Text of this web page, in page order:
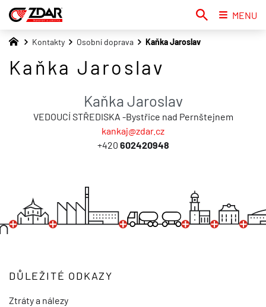
Kontakty Osobní doprava Kaňka Jaroslav
Kaňka Jaroslav
Kaňka Jaroslav
VEDOUCÍ STŘEDISKA -Bystřice nad Pernštejnem
kankaj@zdar.cz
+420 602420948
DŮLEŽITÉ ODKAZY
Ztráty a nálezy
MENU